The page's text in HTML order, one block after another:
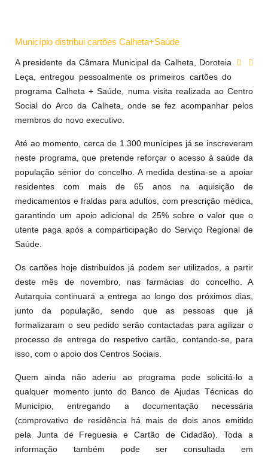
Município distribui cartões Calheta+Saúde
A presidente da Câmara Municipal da Calheta, Doroteia
Leça, entregou pessoalmente os primeiros cartões do
programa Calheta + Saúde, numa visita realizada ao Centro
Social do Arco da Calheta, onde se fez acompanhar pelos
membros do novo executivo.
Até ao momento, cerca de 1.300 munícipes já se inscreveram
neste programa, que pretende reforçar o acesso à saúde da
população sénior do concelho. A medida destina-se a apoiar
residentes com mais de 65 anos na aquisição de
medicamentos e fraldas para adultos, com prescrição médica,
garantindo um apoio adicional de 25% sobre o valor que o
utente paga após a comparticipação do Serviço Regional de
Saúde.
Os cartões hoje distribuídos já podem ser utilizados, a partir
deste mês de novembro, nas farmácias do concelho. A
Autarquia continuará a entrega ao longo dos próximos dias,
junto da população, sendo que as pessoas que já
formalizaram o seu pedido serão contactadas para agilizar o
processo de entrega do respetivo cartão, contando-se, para
isso, com o apoio dos Centros Sociais.
Quem ainda não aderiu ao programa pode solicitá-lo a
qualquer momento junto do Banco de Ajudas Técnicas do
Município, entregando a documentação necessária
(comprovativo de residência há mais de dois anos emitido
pela Junta de Freguesia e Cartão de Cidadão). Toda a
informação também pode ser consultada em